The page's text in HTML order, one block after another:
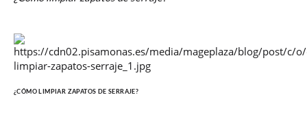
¿CÓMO LIMPIAR ZAPATOS DE SERRAJE?